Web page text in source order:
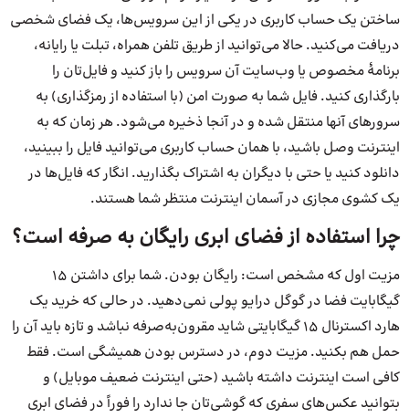
ساختن یک حساب کاربری در یکی از این سرویس‌ها، یک فضای شخصی
دریافت می‌کنید. حالا می‌توانید از طریق تلفن همراه، تبلت یا رایانه،
برنامهٔ مخصوص یا وب‌سایت آن سرویس را باز کنید و فایل‌تان را
بارگذاری کنید. فایل شما به صورت امن (با استفاده از رمزگذاری) به
سرورهای آنها منتقل شده و در آنجا ذخیره می‌شود. هر زمان که به
اینترنت وصل باشید، با همان حساب کاربری می‌توانید فایل را ببینید،
دانلود کنید یا حتی با دیگران به اشتراک بگذارید. انگار که فایل‌ها در
یک کشوی مجازی در آسمان اینترنت منتظر شما هستند.
چرا استفاده از فضای ابری رایگان به صرفه است؟
مزیت اول که مشخص است: رایگان بودن. شما برای داشتن ۱۵
گیگابایت فضا در گوگل درایو پولی نمی‌دهید. در حالی که خرید یک
هارد اکسترنال ۱۵ گیگابایتی شاید مقرون‌به‌صرفه نباشد و تازه باید آن را
حمل هم بکنید. مزیت دوم، در دسترس بودن همیشگی است. فقط
کافی است اینترنت داشته باشید (حتی اینترنت ضعیف موبایل) و
بتوانید عکس‌های سفری که گوشی‌تان جا ندارد را فوراً در فضای ابری